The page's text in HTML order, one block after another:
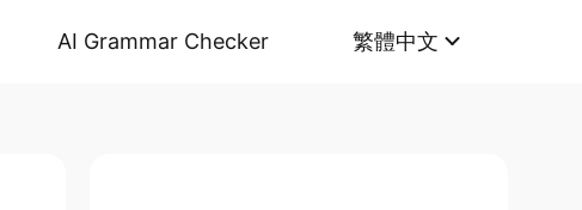
AI Grammar Checker 繁體中文